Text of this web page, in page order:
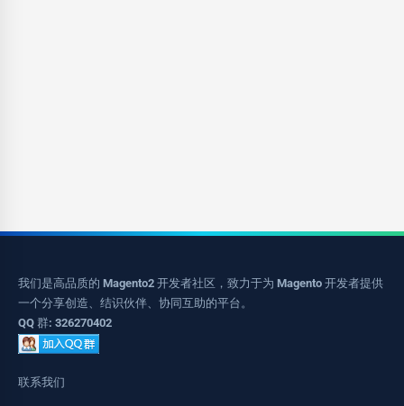
我们是高品质的 Magento2 开发者社区，致力于为 Magento 开发者提供
一个分享创造、结识伙伴、协同互助的平台。
QQ 群: 326270402
联系我们